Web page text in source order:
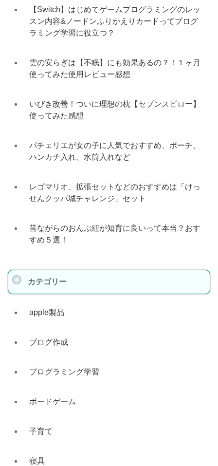
【Switch】はじめてゲームプログラミングのレッ
スン内容&ノードンふりかえりカードってプログ
ラミング学習に役立つ？
雲の安らぎは【不眠】にも効果あるの？！１ヶ月
使ってみた使用レビュー感想
いびき改善！ついに理想の枕【セブンスピロー】
使ってみた感想
パチェリエが女の子に人気でおすすめ、ポーチ、
ハンカチ入れ、水筒入れなど
レゴマリオ、拡張セットなどのおすすめは「けっ
せんクッパ城チャレンジ」セット
昔ながらのおんぶ紐が知育に良いって本当？おす
すめ５選！
カテゴリー
apple製品
ブログ作成
プログラミング学習
ボードゲーム
子育て
寝具